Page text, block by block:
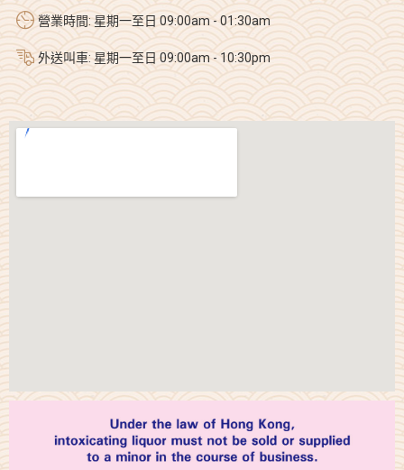
營業時間: 星期一至日 09:00am - 01:30am
外送叫車: 星期一至日 09:00am - 10:30pm